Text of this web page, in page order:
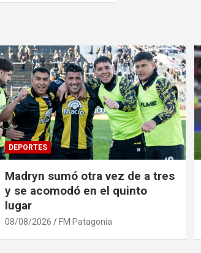
DEPORTES
Madryn sumó otra vez de a tres
y se acomodó en el quinto
lugar
08/08/2026 FM Patagonia